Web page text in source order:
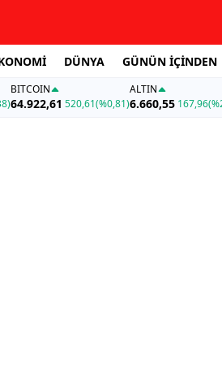
DÜNYA GÜNÜN İÇİNDEN
BITCOIN
64.922,61 520,61(%0,81)
ALTIN
6.660,55 167,96